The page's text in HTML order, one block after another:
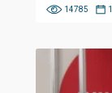
14785